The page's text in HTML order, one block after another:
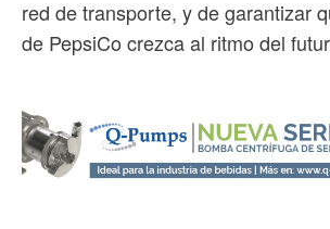
red de transporte, y de garantizar
de PepsiCo crezca al ritmo del